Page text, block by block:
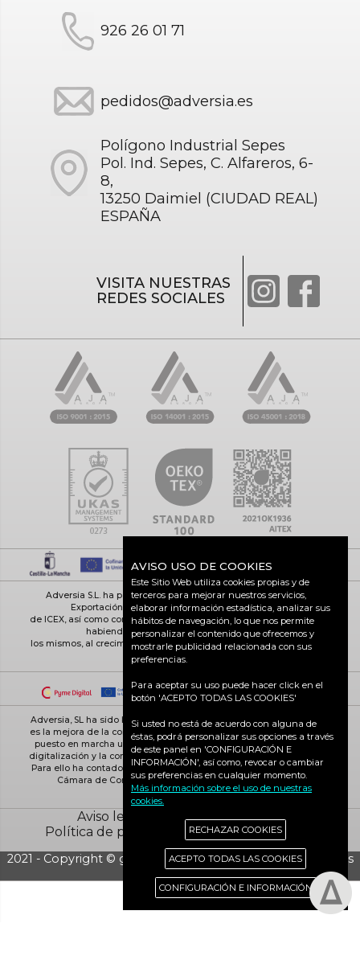
926 26 01 71
pedidos@adversia.es
Polígono Industrial Sepes
Pol. Ind. Sepes, C. Alfareros, 6-
8,
13250 Daimiel (CIUDAD REAL)
ESPAÑA
VISITA NUESTRAS
REDES SOCIALES
Adversia S.L. ha participado en el Programa de Iniciación a la
Exportación ICEX-Next, y ha contado con el apoyo
de ICEX, así como con la cofinanciación de Fondos europeos FEDER,
habiendo contribuido según la medida de
los mismos, al crecimiento económico de esta empresa, su región y
de España en su conjunto
Adversia, SL ha sido beneficiaria de Fondos Europeos, cuyo objetivo
es la mejora de la competitividad de las PYMES, y gracias al cual ha
puesto en marcha un Plan de Acción con el objetivo de reforzar la
digitalización y la competitividad de las pymes durante el año 2025.
Para ello ha contado con el apoyo del Programa Pyme Digital de la
Cámara de Comercio de Ciudad Real. #EuropaSeSiente
Aviso legal
Política de cookies
Política de privacidad
Ciudad Real activa
2021 - Copyright © grupo Adversia S.L. - Todos los derechos
reservados
AVISO USO DE COOKIES
Este Sitio Web utiliza cookies propias y de
terceros para mejorar nuestros servicios,
elaborar información estadística, analizar sus
hábitos de navegación, lo que nos permite
personalizar el contenido que ofrecemos y
mostrarle publicidad relacionada con sus
preferencias.
Para aceptar su uso puede hacer click en el
botón 'ACEPTO TODAS LAS COOKIES'
Si usted no está de acuerdo con alguna de
éstas, podrá personalizar sus opciones a través
de este panel en 'CONFIGURACIÓN E
INFORMACIÓN', así como, revocar o cambiar
sus preferencias en cualquier momento.
Más información sobre el uso de nuestras
cookies.
RECHAZAR COOKIES
ACEPTO TODAS LAS COOKIES
CONFIGURACIÓN E INFORMACIÓN